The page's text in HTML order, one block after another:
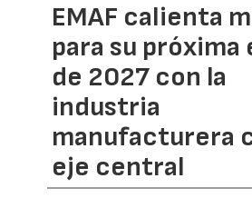
EMAF calienta
para su próxima
de 2027 con la
industria
manufacturera
eje central